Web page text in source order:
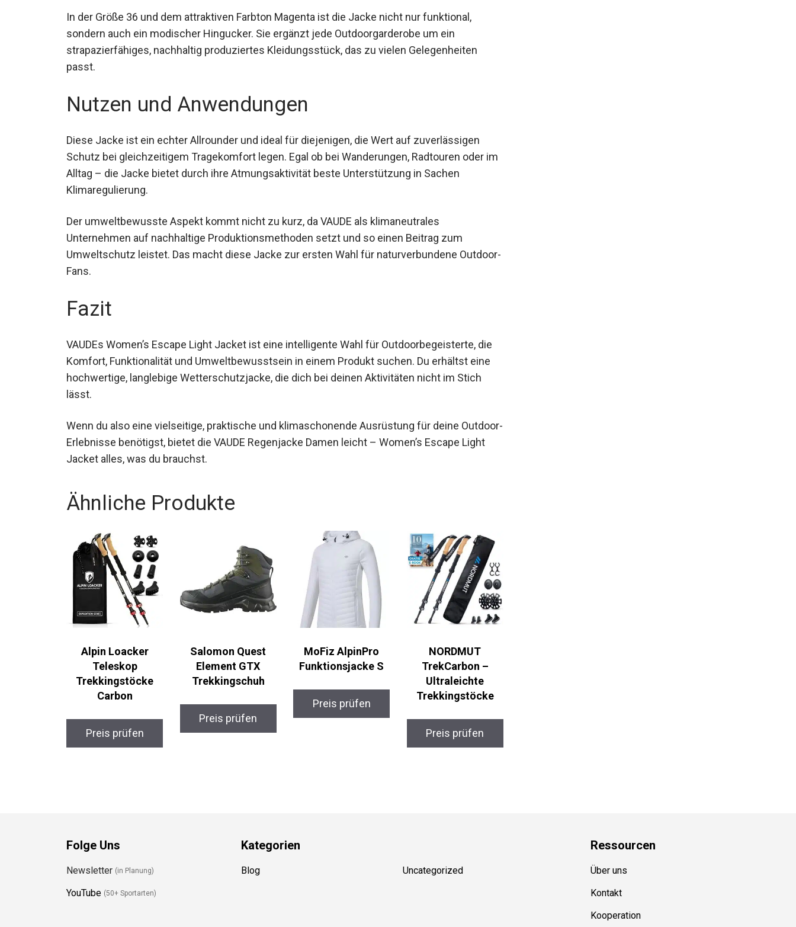
In der Größe 36 und dem attraktiven Farbton Magenta ist die Jacke nicht nur funktional,
sondern auch ein modischer Hingucker. Sie ergänzt jede Outdoorgarderobe um ein
strapazierfähiges, nachhaltig produziertes Kleidungsstück, das zu vielen Gelegenheiten
passt.
Nutzen und Anwendungen
Diese Jacke ist ein echter Allrounder und ideal für diejenigen, die Wert auf zuverlässigen
Schutz bei gleichzeitigem Tragekomfort legen. Egal ob bei Wanderungen, Radtouren oder im
Alltag – die Jacke bietet durch ihre Atmungsaktivität beste Unterstützung in Sachen
Klimaregulierung.
Der umweltbewusste Aspekt kommt nicht zu kurz, da VAUDE als klimaneutrales
Unternehmen auf nachhaltige Produktionsmethoden setzt und so einen Beitrag zum
Umweltschutz leistet. Das macht diese Jacke zur ersten Wahl für naturverbundene
Outdoor-Fans.
Fazit
VAUDEs Women’s Escape Light Jacket ist eine intelligente Wahl für Outdoorbegeisterte, die
Komfort, Funktionalität und Umweltbewusstsein in einem Produkt suchen. Du erhältst eine
hochwertige, langlebige Wetterschutzjacke, die dich bei deinen Aktivitäten nicht im Stich
lässt.
Wenn du also eine vielseitige, praktische und klimaschonende Ausrüstung für deine
Outdoor-Erlebnisse benötigst, bietet die VAUDE Regenjacke Damen leicht – Women’s
Escape Light Jacket alles, was du brauchst.
Ähnliche Produkte
Alpin Loacker
Teleskop
Trekkingstöcke
Carbon
Preis prüfen
Salomon Quest
Element GTX
Trekkingschuh
Preis prüfen
MoFiz AlpinPro
Funktionsjacke S
Preis prüfen
NORDMUT
TrekCarbon –
Ultraleichte
Trekkingstöcke
Preis prüfen
Folge Uns
Newsletter (in Planung)
YouTube (50+ Sportarten)
Kategorien
Blog Uncategorized
Ressourcen
Über uns
Kontakt
Kooperation